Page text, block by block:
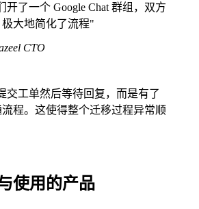
开了一个 Google Chat 群组，双方
大地简化了流程"
CTO
交工单然后等待回复，而是有了
程。这使得整个迁移过程异常顺
使用的产品